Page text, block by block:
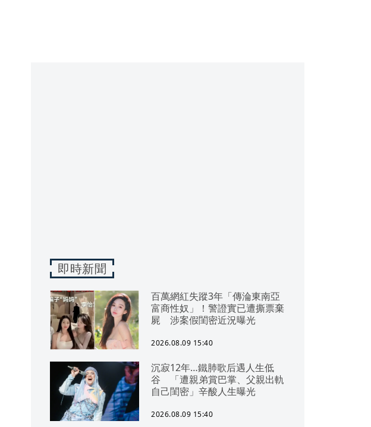
即時新聞
百萬網紅失蹤3年「傳淪東南亞
富商性奴」！警證實已遭撕票棄
屍 涉案假閨密近況曝光
2026.08.09 15:40
沉寂12年…鐵肺歌后遇人生低
谷 「遭親弟賞巴掌、父親出軌
自己閨密」辛酸人生曝光
2026.08.09 15:40